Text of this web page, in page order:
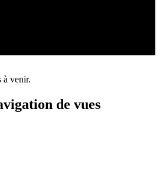
à venir.
de vues